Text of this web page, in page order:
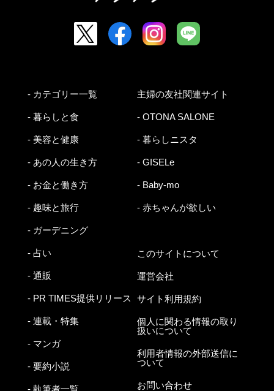
- カテゴリー一覧
- 暮らしと食
- 美容と健康
- あの人の生き方
- お金と働き方
- 趣味と旅行
- ガーデニング
- 占い
- 通販
- PR TIMES提供リリース
- 連載・特集
- マンガ
- 要約小説
主婦の友社関連サイト
- OTONA SALONE
- 暮らしニスタ
- GISELe
- Baby-mo
- 赤ちゃんが欲しい
このサイトについて
運営会社
サイト利用規約
個人に関わる情報の取り
扱いについて
利用者情報の外部送信に
ついて
お問い合わせ